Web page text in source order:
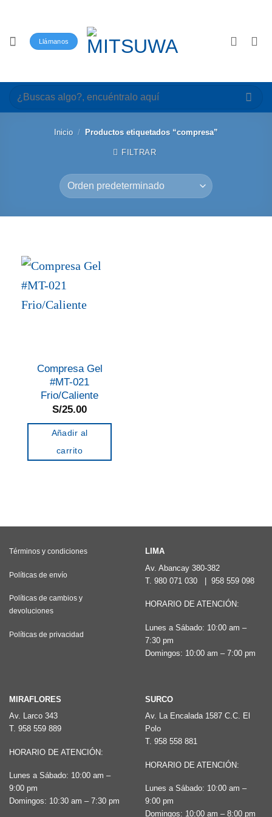
Llámanos
Buscar
por:
Inicio / Productos etiquetados “compresa”
FILTRAR
Compresa Gel
#MT-021
Frio/Caliente
S/25.00
Añadir al
carrito
Términos y condiciones
Políticas de envío
Políticas de cambios y
devoluciones
Políticas de privacidad
LIMA
Av. Abancay 380-382
T. 980 071 030 958 559 098
HORARIO DE ATENCIÓN:
Lunes a Sábado: 10:00 am –
7:30 pm
Domingos: 10:00 am – 7:00 pm
MIRAFLORES
Av. Larco 343
T. 958 559 889
HORARIO DE ATENCIÓN:
Lunes a Sábado: 10:00 am –
9:00 pm
Domingos: 10:30 am – 7:30 pm
SURCO
Av. La Encalada 1587 C.C. El
Polo
T. 958 558 881
HORARIO DE ATENCIÓN:
Lunes a Sábado: 10:00 am –
9:00 pm
Domingos: 10:00 am – 8:00 pm